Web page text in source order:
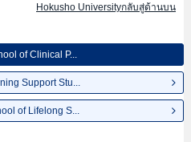
Hokusho Universityกลับสู่ด้านบน
of Clinical P...
Support Stu...
of Lifelong S...